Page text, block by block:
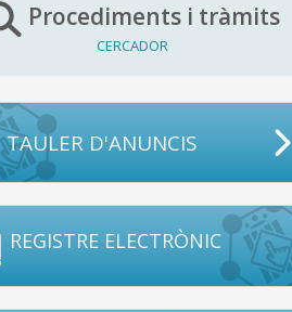
Procediments i tràmits
CERCADOR
TAULER D'ANUNCIS
REGISTRE ELECTRÒNIC